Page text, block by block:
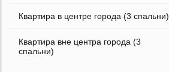
Квартира в центре города (3 спальни)
Квартира вне центра города (3
спальни)